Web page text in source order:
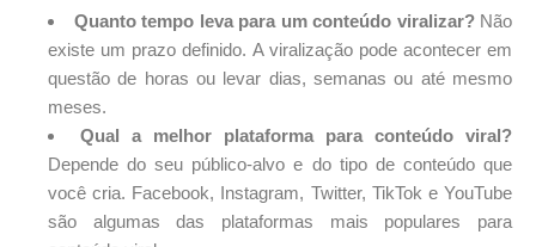
Quanto tempo leva para um conteúdo viralizar?Não
existe um prazo definido. A viralização pode acontecer em
questão de horas ou levar dias, semanas ou até mesmo
meses.
Qual a melhor plataforma para conteúdo viral?
Depende do seu público-alvo e do tipo de conteúdo que
você cria. Facebook, Instagram, Twitter, TikTok e YouTube
são algumas das plataformas mais populares para